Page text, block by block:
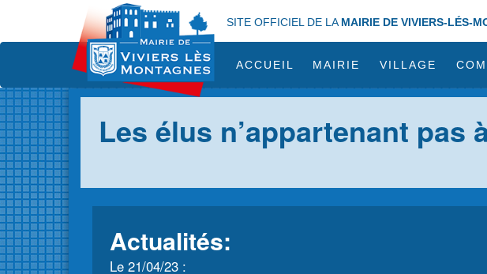
contenu
SITE OFFICIEL DE LA MAIRIE DE VIVIERS-LÉS-
ACCUEIL MAIRIE VILLAGE
Les élus n’appartenant pas
Actualités:
Le 21/04/23 :